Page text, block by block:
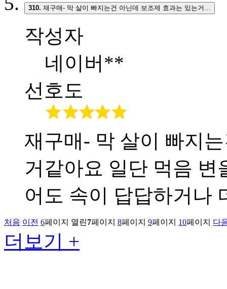
310. 재구매- 막 살이 빠지는건 아닌데 보조제 효과는 있는거…
작성자
네이버**
선호도
재구매- 막 살이 빠지
거같아요 일단 먹음 변
어도 속이 답답하거나
처음 이전 6페이지 열린7페이지 8페이지 9페이지 10페이지 다
더보기 +